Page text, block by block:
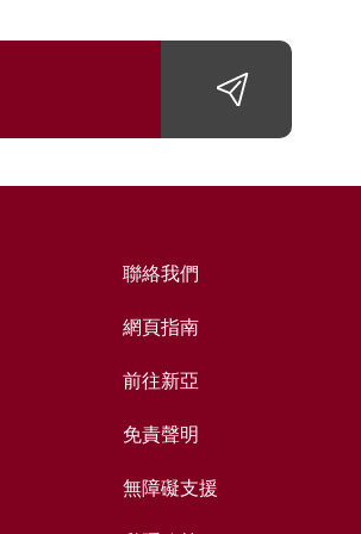
聯絡我們
網頁指南
前往新亞
免責聲明
無障礙支援